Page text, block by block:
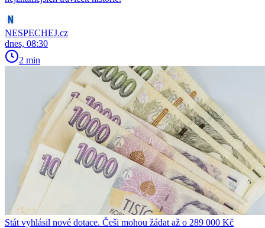
NESPECHEJ.cz
dnes, 08:30
2 min
Stát vyhlásil nové dotace. Češi mohou žádat až o 289 000 Kč